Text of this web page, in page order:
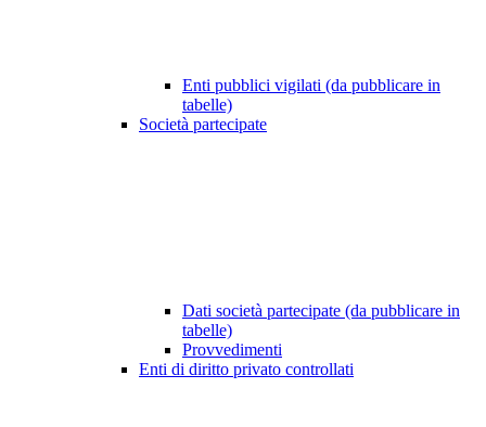
Enti pubblici vigilati (da pubblicare in
tabelle)
Società partecipate
Dati società partecipate (da pubblicare in
tabelle)
Provvedimenti
Enti di diritto privato controllati